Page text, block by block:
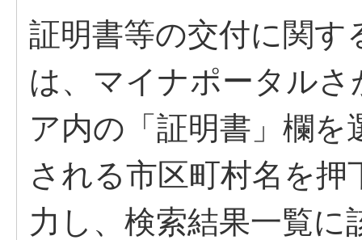
証明書等の交付に関す
は、マイナポータル
ア内の「証明書」欄を
される市区町村名を
力し、検索結果一覧